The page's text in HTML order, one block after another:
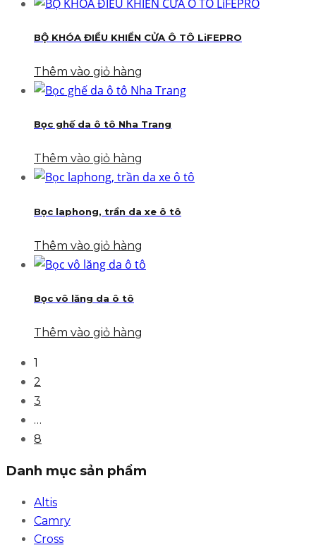
BỘ KHÓA ĐIỀU KHIỂN CỬA Ô TÔ LiFEPRO
Thêm vào giỏ hàng
Bọc ghế da ô tô Nha Trang
Thêm vào giỏ hàng
Bọc laphong, trần da xe ô tô
Thêm vào giỏ hàng
Bọc vô lăng da ô tô
Thêm vào giỏ hàng
1
2
3
…
8
Danh mục sản phẩm
Altis
Camry
Cross